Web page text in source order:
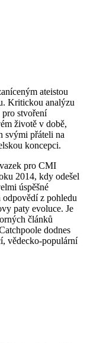
ateistou
Kritickou analýzu
stvoření
životě v době,
svými přáteli na
koncepci.
pro CMI
2014, kdy odešel
úspěšné
z pohledu
paty evoluce. Je
článků
dodnes
vědecko-populární